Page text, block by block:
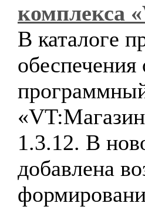
комплекса
В каталоге
обеспечения
1.3.12. В
добавлена